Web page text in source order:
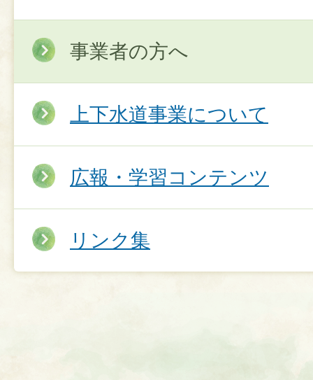
事業者の方へ
上下水道事業について
広報・学習コンテンツ
リンク集